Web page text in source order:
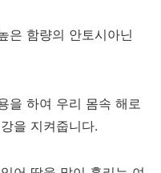
은 함량의 안토시아닌
을 하여 우리 몸속 해로
을 지켜줍니다.